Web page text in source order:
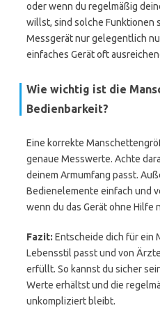
oder wenn du regelmäßig
willst, sind solche Funktionen
Messgerät nur gelegentlich
einfaches Gerät oft
Wie wichtig ist die
Bedienbarkeit?
Eine korrekte
genaue Messwerte. Achte
deinem Armumfang passt.
Bedienelemente einfach und
wenn du das Gerät ohne Hilfe
Fazit: Entscheide dich für ein
Lebensstil passt und von
erfüllt. So kannst du sicher
Werte erhältst und die
unkompliziert bleibt.